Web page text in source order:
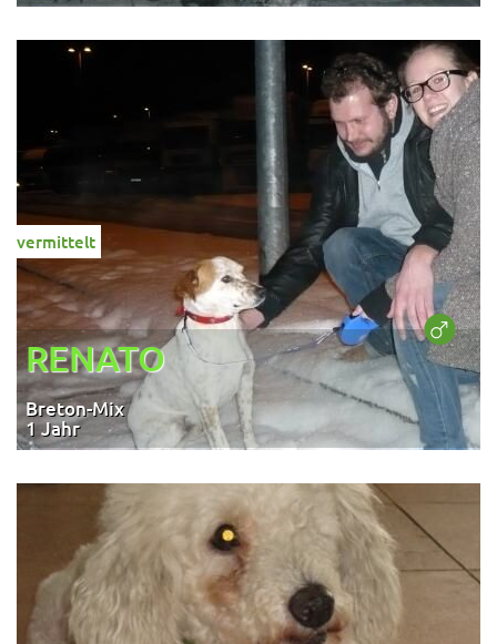
vermittelt
RENATO
Breton-Mix
1 Jahr